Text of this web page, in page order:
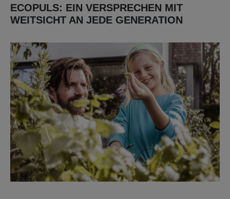
ECOPULS: EIN VERSPRECHEN MIT
WEITSICHT AN JEDE GENERATION